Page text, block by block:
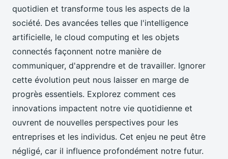
quotidien et transforme tous les aspects de la
société. Des avancées telles que l'intelligence
artificielle, le cloud computing et les objets
connectés façonnent notre manière de
communiquer, d'apprendre et de travailler. Ignorer
cette évolution peut nous laisser en marge de
progrès essentiels. Explorez comment ces
innovations impactent notre vie quotidienne et
ouvrent de nouvelles perspectives pour les
entreprises et les individus. Cet enjeu ne peut être
négligé, car il influence profondément notre futur.